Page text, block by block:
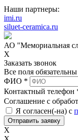
Наши партнеры:
imi.ru
siluet-ceramica.ru
АО "Мемориальная
X
Заказать звонок
Все поля
ФИО *
Контактный телефон
Соглашение с
Я согласен(-на) с
X